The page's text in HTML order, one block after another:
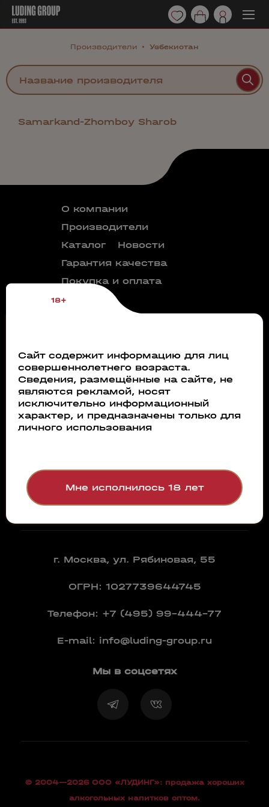
Производители Узбекистан
Samarkand-Zhomboy Sharob
О компании
Производители
Каталог
Новости
Гарантия качества
Покупка и оплата
Контакты
Документы для
терминов
Абсент
Аксессуары
Безалкогольное пиво
аперитив
Вермут
Показать еще
г. Москва, ул. Рябиновая, 55
ОГРН: 1027739644745
Телефон: +7 (495) 99-444-77
E-mail: info@luding-group.ru
Мы в соцсетях
© 2004—2026 OOO «ЛУДИНГ»: продажа хороших
алкогольных напитков оптом.
18+
Сайт содержит информацию для лиц
совершеннолетнего возраста.
Сведения, размещённые на сайте, не
являются рекламой, носят
исключительно информационный
характер, и предназначены только для
личного использования
Мне исполнилось 18 лет